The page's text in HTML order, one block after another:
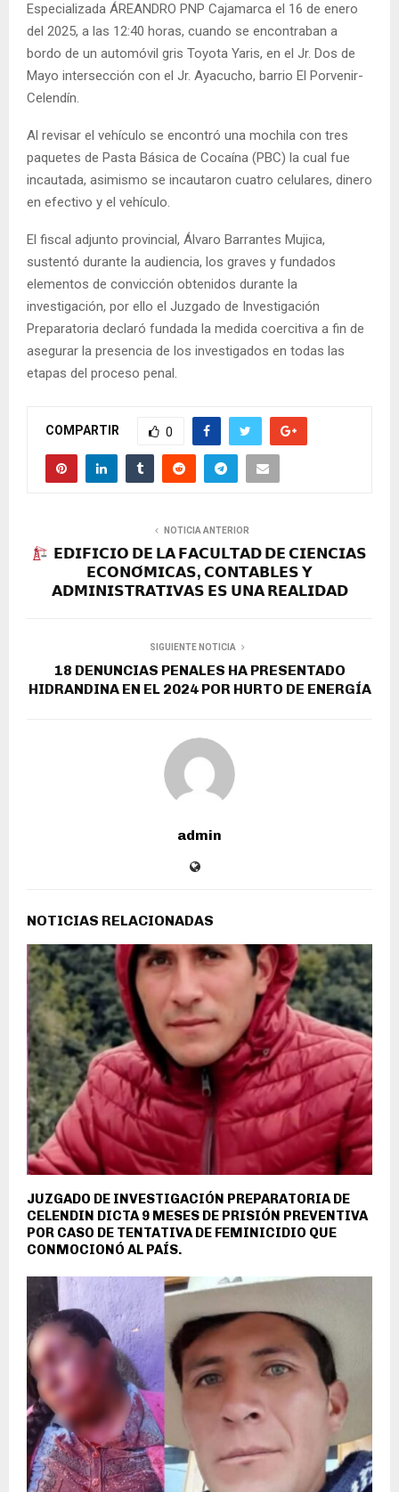
Especializada ÁREANDRO PNP Cajamarca el 16 de enero
del 2025, a las 12:40 horas, cuando se encontraban a
bordo de un automóvil gris Toyota Yaris, en el Jr. Dos de
Mayo intersección con el Jr. Ayacucho, barrio El Porvenir-
Celendín.
Al revisar el vehículo se encontró una mochila con tres
paquetes de Pasta Básica de Cocaína (PBC) la cual fue
incautada, asimismo se incautaron cuatro celulares, dinero
en efectivo y el vehículo.
El fiscal adjunto provincial, Álvaro Barrantes Mujica,
sustentó durante la audiencia, los graves y fundados
elementos de convicción obtenidos durante la
investigación, por ello el Juzgado de Investigación
Preparatoria declaró fundada la medida coercitiva a fin de
asegurar la presencia de los investigados en todas las
etapas del proceso penal.
COMPARTIR 0
NOTICIA ANTERIOR
𝗘𝗗𝗜𝗙𝗜𝗖𝗜𝗢 𝗗𝗘 𝗟𝗔 𝗙𝗔𝗖𝗨𝗟𝗧𝗔𝗗 𝗗𝗘 𝗖𝗜𝗘𝗡𝗖𝗜𝗔𝗦
𝗘𝗖𝗢𝗡𝗢́𝗠𝗜𝗖𝗔𝗦, 𝗖𝗢𝗡𝗧𝗔𝗕𝗟𝗘𝗦 𝗬
𝗔𝗗𝗠𝗜𝗡𝗜𝗦𝗧𝗥𝗔𝗧𝗜𝗩𝗔𝗦 𝗘𝗦 𝗨𝗡𝗔 𝗥𝗘𝗔𝗟𝗜𝗗𝗔𝗗
SIGUIENTE NOTICIA
18 DENUNCIAS PENALES HA PRESENTADO
HIDRANDINA EN EL 2024 POR HURTO DE ENERGÍA
admin
NOTICIAS RELACIONADAS
JUZGADO DE INVESTIGACIÓN PREPARATORIA DE
CELENDIN DICTA 9 MESES DE PRISIÓN PREVENTIVA
POR CASO DE TENTATIVA DE FEMINICIDIO QUE
CONMOCIONÓ AL PAÍS.